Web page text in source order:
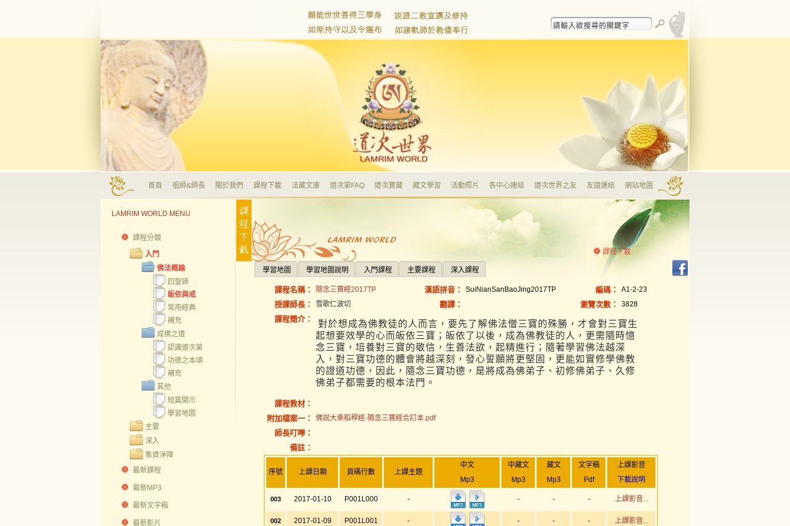
首頁 祖師&師長 關於我們 課程下載 法藏文庫 道次第FAQ 道次寶藏 藏文學習 活動照片 各中心連結 道次世界之友 友誼連結 網站地圖
LAMRIM WORLD MENU
課程分類
入門
佛法概論
四聖諦
皈依與戒
常用經典
補充
成佛之道
認識道次第
功德之本頌
補充
其他
短篇開示
學習地圖
主要
深入
集資淨障
最新課程
最新MP3
最新文字稿
最新影片
學習地圖 學習地圖說明 入門課程 主要課程 深入課程
課程下載
課程名稱： 隨念三寶經2017TP 漢語拼音： SuiNianSanBaoJing2017TP 編碼： A1-2-23
授課師長： 雪歌仁波切 翻譯： 瀏覽次數： 3828
課程簡介：
對於想成為佛教徒的人而言，要先了解佛法僧三寶的殊勝，才會對三寶生
起想要效學的心而皈依三寶；皈依了以後，成為佛教徒的人，更需隨時憶
念三寶，培養對三寶的敬信，生善法欲，起精進行；隨著學習佛法越深
入，對三寶功德的體會將越深刻，發心誓願將更堅固，更能如實修學佛教
的證道功德，因此，隨念三寶功德，是將成為佛弟子、初修佛弟子、久修
佛弟子都需要的根本法門。
課程教材：
附加檔案一：
佛說大乘稻稈經-隨念三寶經合訂本.pdf
師長叮嚀：
備註：
序號 上課日期 頁碼行數 上課主題
中文
Mp3
中藏文
Mp3
藏文
Mp3
文字稿
Pdf
上課影音
下載說明
003 2017-01-10 P001L000 - - - - 上課影音...
002 2017-01-09 P001L001 - - - - 上課影音...